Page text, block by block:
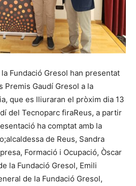
la Fundació Gresol han presentat
Premis Gaudí Gresol a la
que es lliuraran el pròxim dia 13
del Tecnoparc firaReus, a partir
ha comptat amb la
de Reus, Sandra
Formació i Ocupació, Òscar
la Fundació Gresol, Emili
de la Fundació Gresol,